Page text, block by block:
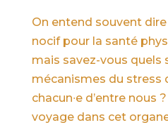
On entend souvent
nocif pour la santé
mais savez-vous quels
mécanismes du stress
chacun∙e d’entre nous
voyage dans cet